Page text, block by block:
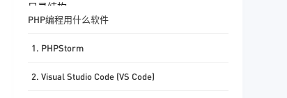
香港大带宽 · CN2
目录结构
PHP编程用什么软件
1. PHPStorm
2. Visual Studio Code (VS Code)